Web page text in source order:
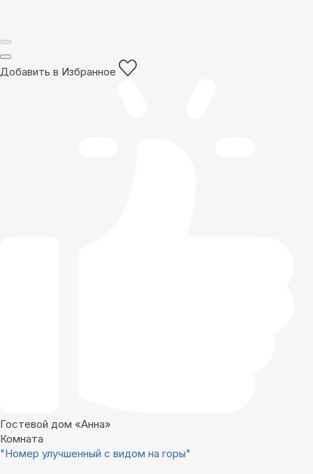
Добавить в Избранное
Гостевой дом «Анна»
Комната
"Номер улучшенный с видом на горы"